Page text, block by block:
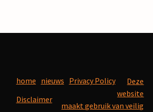
home nieuws Privacy Policy
Disclaimer
Deze
website
maakt gebruik van veilig